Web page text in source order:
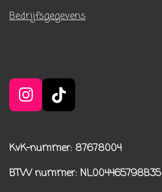
Bedrijfsgegevens
I
n
t
a
g
T
i
T
o
k
KvK-nummer: 87678004
BTW nummer: NL004465798B35